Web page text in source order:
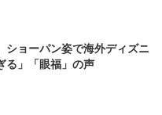
ショーパン姿で海外ディズニ
る」「眼福」の声